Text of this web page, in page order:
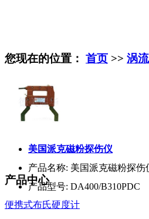
您现在的位置： 首页 >> 涡
美国派克磁粉探伤仪
产品名称: 美国派克磁粉探伤
产品型号: DA400/B310PDC
产品中心
便携式布氏硬度计